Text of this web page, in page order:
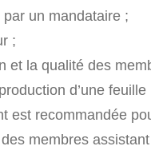
un mandataire ;
;
et la qualité des
d’une feuille
est recommandée
membres